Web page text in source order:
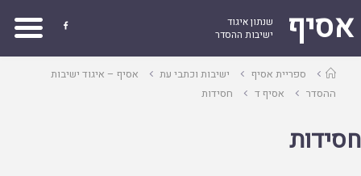
אסיף
שנתון איגוד
ישיבות ההסדר

עמוד
ראשי
ספריית אסיף ישיבות וכתבי עת
אסיף – איגוד ישיבות
ההסדר
אסיף ד חסידות
חסידות